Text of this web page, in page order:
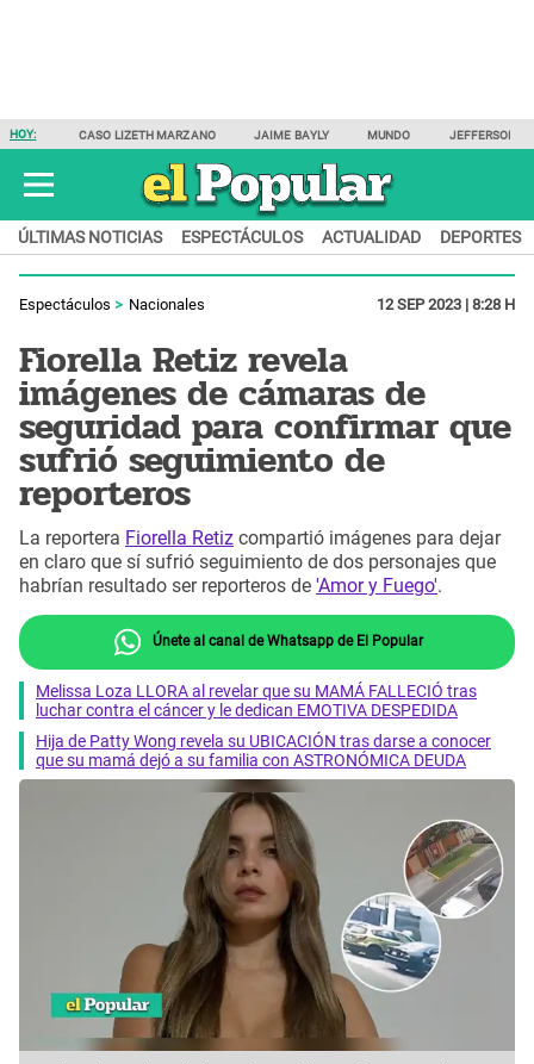
HOY: CASO LIZETH MARZANO JAIME BAYLY MUNDO JEFFERSON
ÚLTIMAS NOTICIAS ESPECTÁCULOS ACTUALIDAD DEPORTES
Espectáculos Nacionales 12 SEP 2023 | 8:28 H
Fiorella Retiz revela
imágenes de cámaras de
seguridad para confirmar que
sufrió seguimiento de
reporteros
La reportera Fiorella Retiz compartió imágenes para dejar
en claro que sí sufrió seguimiento de dos personajes que
habrían resultado ser reporteros de 'Amor y Fuego'.
Únete al canal de Whatsapp de El Popular
Melissa Loza LLORA al revelar que su MAMÁ FALLECIÓ tras
luchar contra el cáncer y le dedican EMOTIVA DESPEDIDA
Hija de Patty Wong revela su UBICACIÓN tras darse a conocer
que su mamá dejó a su familia con ASTRONÓMICA DEUDA